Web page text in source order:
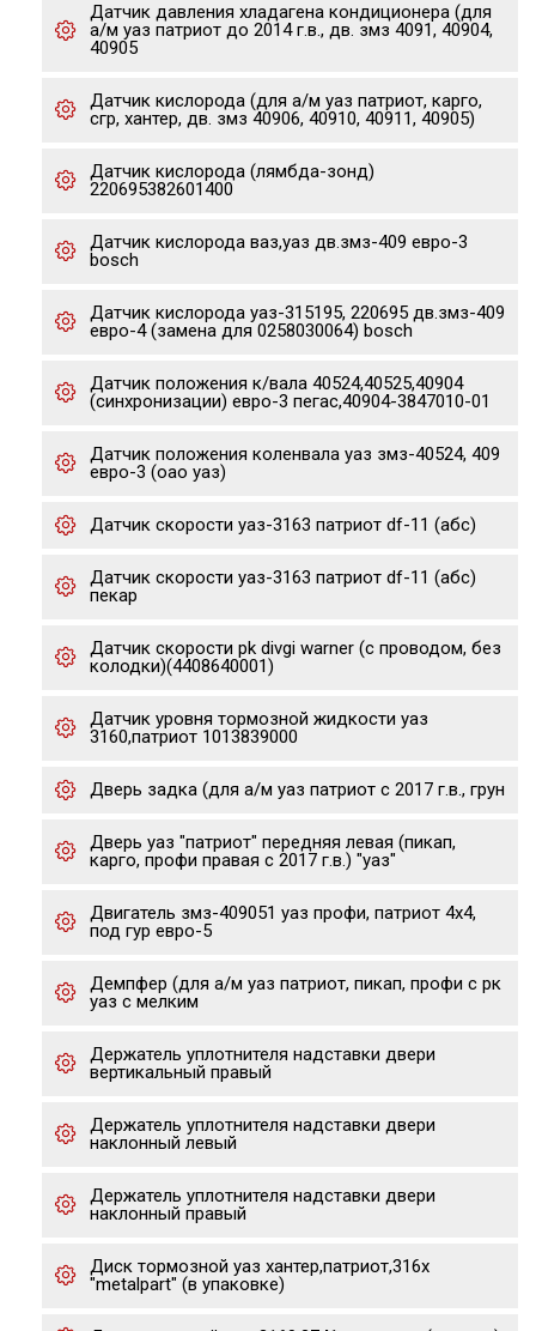
Датчик давления хладагена кондиционера (для
а/м уаз патриот до 2014 г.в., дв. змз 4091, 40904,
40905
Датчик кислорода (для а/м уаз патриот, карго,
сгр, хантер, дв. змз 40906, 40910, 40911, 40905)
Датчик кислорода (лямбда-зонд)
220695382601400
Датчик кислорода ваз,уаз дв.змз-409 евро-3
bosch
Датчик кислорода уаз-315195, 220695 дв.змз-409
евро-4 (замена для 0258030064) bosch
Датчик положения к/вала 40524,40525,40904
(синхронизации) евро-3 пегас,40904-3847010-01
Датчик положения коленвала уаз змз-40524, 409
евро-3 (оао уаз)
Датчик скорости уаз-3163 патриот df-11 (абс)
Датчик скорости уаз-3163 патриот df-11 (абс)
пекар
Датчик скорости pk divgi warner (с проводом, без
колодки)(4408640001)
Датчик уровня тормозной жидкости уаз
3160,патриот 1013839000
Дверь задка (для а/м уаз патриот с 2017 г.в., грун
Дверь уаз "патриот" передняя левая (пикап,
карго, профи правая с 2017 г.в.) "уаз"
Двигатель змз-409051 уаз профи, патриот 4х4,
под гур евро-5
Демпфер (для а/м уаз патриот, пикап, профи с рк
уаз с мелким
Держатель уплотнителя надставки двери
вертикальный правый
Держатель уплотнителя надставки двери
наклонный левый
Держатель уплотнителя надставки двери
наклонный правый
Диск тормозной уаз хантер,патриот,316x
"metalpart" (в упаковке)